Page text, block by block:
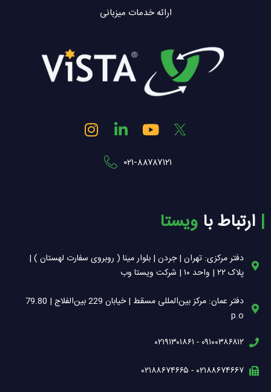
ارائه خدمات میزبانی
Y
o
u
t
L
i
k
i
n
I
n
۰۲۱-۸۸۷۸۷۱۲۱
| ‌ ارتباط با ویستا
دفتر مرکزی: تهران | جردن | بلوار مینا ( روبروی سفارت لهستان ) |
پلاک ۲۲ | واحد ۱۰ | شرکت ویستا وب
دفتر عمان: مرکز بین‌المللی مسقط | خیابان 229 بین‌الفلاج | 79.80
p.o
۰۹۱۰۰۳۸۶۸۱۲ - ۰۲۱۹۱۳۰۱۸۶۱
۰۲۱۸۸۶۷۴۶۶۷ - ۰۲۱۸۸۶۷۴۶۶۵